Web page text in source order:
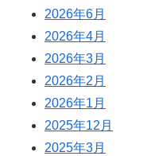
2026年6月
2026年4月
2026年3月
2026年2月
2026年1月
2025年12月
2025年3月